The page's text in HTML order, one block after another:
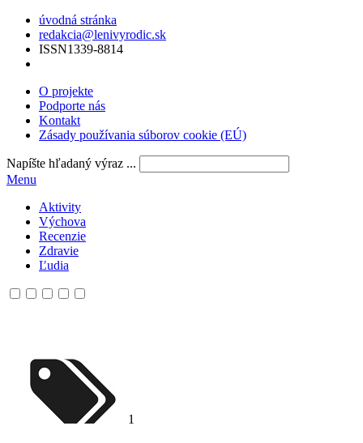
úvodná stránka
redakcia@lenivyrodic.sk
ISSN1339-8814
O projekte
Podporte nás
Kontakt
Zásady používania súborov cookie (EÚ)
Napíšte hľadaný výraz ...
Menu
Aktivity
Výchova
Recenzie
Zdravie
Ľudia
1